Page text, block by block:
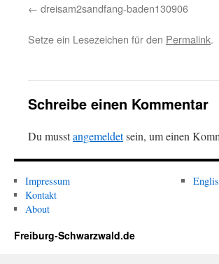
dreisam2sandfang-baden130906
Setze ein Lesezeichen für den Permalink.
Schreibe einen Kommentar
Du musstangemeldetsein, um einen
Impressum
Kontakt
About
Freiburg-Schwarzwald.de